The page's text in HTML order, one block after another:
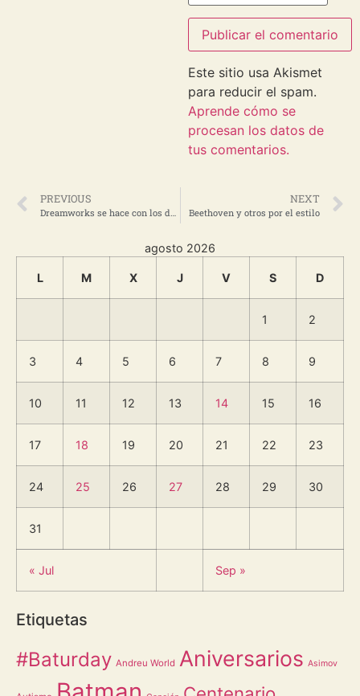
Este sitio usa Akismet
para reducir el spam.
Aprende cómo se
procesan los datos de
tus comentarios.
PREVIOUS NEXT
Beethoven y otros por el estilo
agosto 2026
L M X J V S D
1 2
3 4 5 6 7 8 9
10 11 12 13 14 15 16
17 18 19 20 21 22 23
24 25 26 27 28 29 30
31
« Jul Sep »
Etiquetas
#Baturday Andreu World Aniversarios Asimov